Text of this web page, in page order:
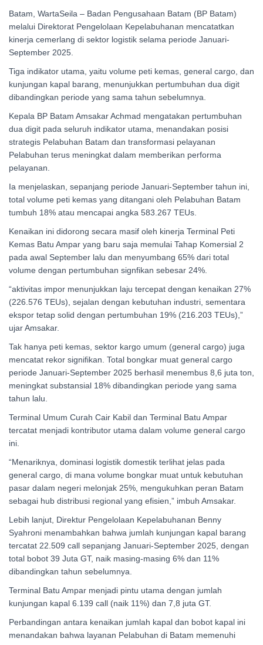
Batam, WartaSeila – Badan Pengusahaan Batam (BP Batam)
melalui Direktorat Pengelolaan Kepelabuhanan mencatatkan
kinerja cemerlang di sektor logistik selama periode Januari-
September 2025.
Tiga indikator utama, yaitu volume peti kemas, general cargo, dan
kunjungan kapal barang, menunjukkan pertumbuhan dua digit
dibandingkan periode yang sama tahun sebelumnya.
Kepala BP Batam Amsakar Achmad mengatakan pertumbuhan
dua digit pada seluruh indikator utama, menandakan posisi
strategis Pelabuhan Batam dan transformasi pelayanan
Pelabuhan terus meningkat dalam memberikan performa
pelayanan.
Ia menjelaskan, sepanjang periode Januari-September tahun ini,
total volume peti kemas yang ditangani oleh Pelabuhan Batam
tumbuh 18% atau mencapai angka 583.267 TEUs.
Kenaikan ini didorong secara masif oleh kinerja Terminal Peti
Kemas Batu Ampar yang baru saja memulai Tahap Komersial 2
pada awal September lalu dan menyumbang 65% dari total
volume dengan pertumbuhan signfikan sebesar 24%.
“aktivitas impor menunjukkan laju tercepat dengan kenaikan 27%
(226.576 TEUs), sejalan dengan kebutuhan industri, sementara
ekspor tetap solid dengan pertumbuhan 19% (216.203 TEUs),”
ujar Amsakar.
Tak hanya peti kemas, sektor kargo umum (general cargo) juga
mencatat rekor signifikan. Total bongkar muat general cargo
periode Januari-September 2025 berhasil menembus 8,6 juta ton,
meningkat substansial 18% dibandingkan periode yang sama
tahun lalu.
Terminal Umum Curah Cair Kabil dan Terminal Batu Ampar
tercatat menjadi kontributor utama dalam volume general cargo
ini.
“Menariknya, dominasi logistik domestik terlihat jelas pada
general cargo, di mana volume bongkar muat untuk kebutuhan
pasar dalam negeri melonjak 25%, mengukuhkan peran Batam
sebagai hub distribusi regional yang efisien,” imbuh Amsakar.
Lebih lanjut, Direktur Pengelolaan Kepelabuhanan Benny
Syahroni menambahkan bahwa jumlah kunjungan kapal barang
tercatat 22.509 call sepanjang Januari-September 2025, dengan
total bobot 39 Juta GT, naik masing-masing 6% dan 11%
dibandingkan tahun sebelumnya.
Terminal Batu Ampar menjadi pintu utama dengan jumlah
kunjungan kapal 6.139 call (naik 11%) dan 7,8 juta GT.
Perbandingan antara kenaikan jumlah kapal dan bobot kapal ini
menandakan bahwa layanan Pelabuhan di Batam memenuhi